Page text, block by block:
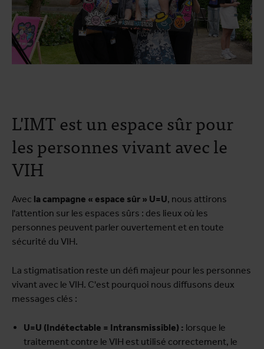
L'IMT est un espace sûr pour
les personnes vivant avec le
VIH
Avec la campagne « espace sûr » U=U, nous attirons
l'attention sur les espaces sûrs : des lieux où les
personnes peuvent parler ouvertement et en toute
sécurité du VIH.
La stigmatisation reste un défi majeur pour les personnes
vivant avec le VIH. C'est pourquoi nous diffusons deux
messages clés :
U=U (Indétectable = Intransmissible) : lorsque le
traitement contre le VIH est utilisé correctement, le